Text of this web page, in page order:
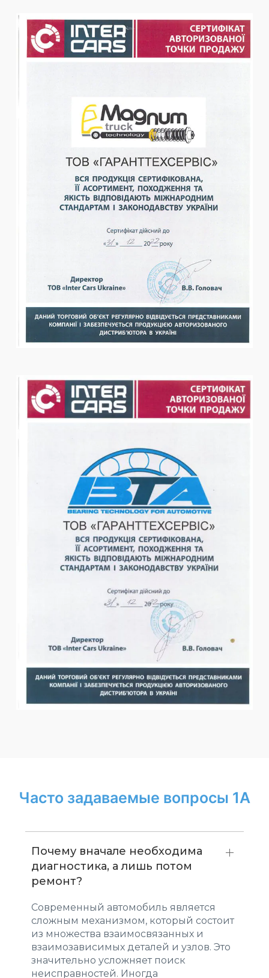
Часто задаваемые вопросы 1А
Почему вначале необходима
диагностика, а лишь потом
ремонт?
Современный автомобиль является
сложным механизмом, который состоит
из множества взаимосвязанных и
взаимозависимых деталей и узлов. Это
значительно усложняет поиск
неисправностей. Иногда